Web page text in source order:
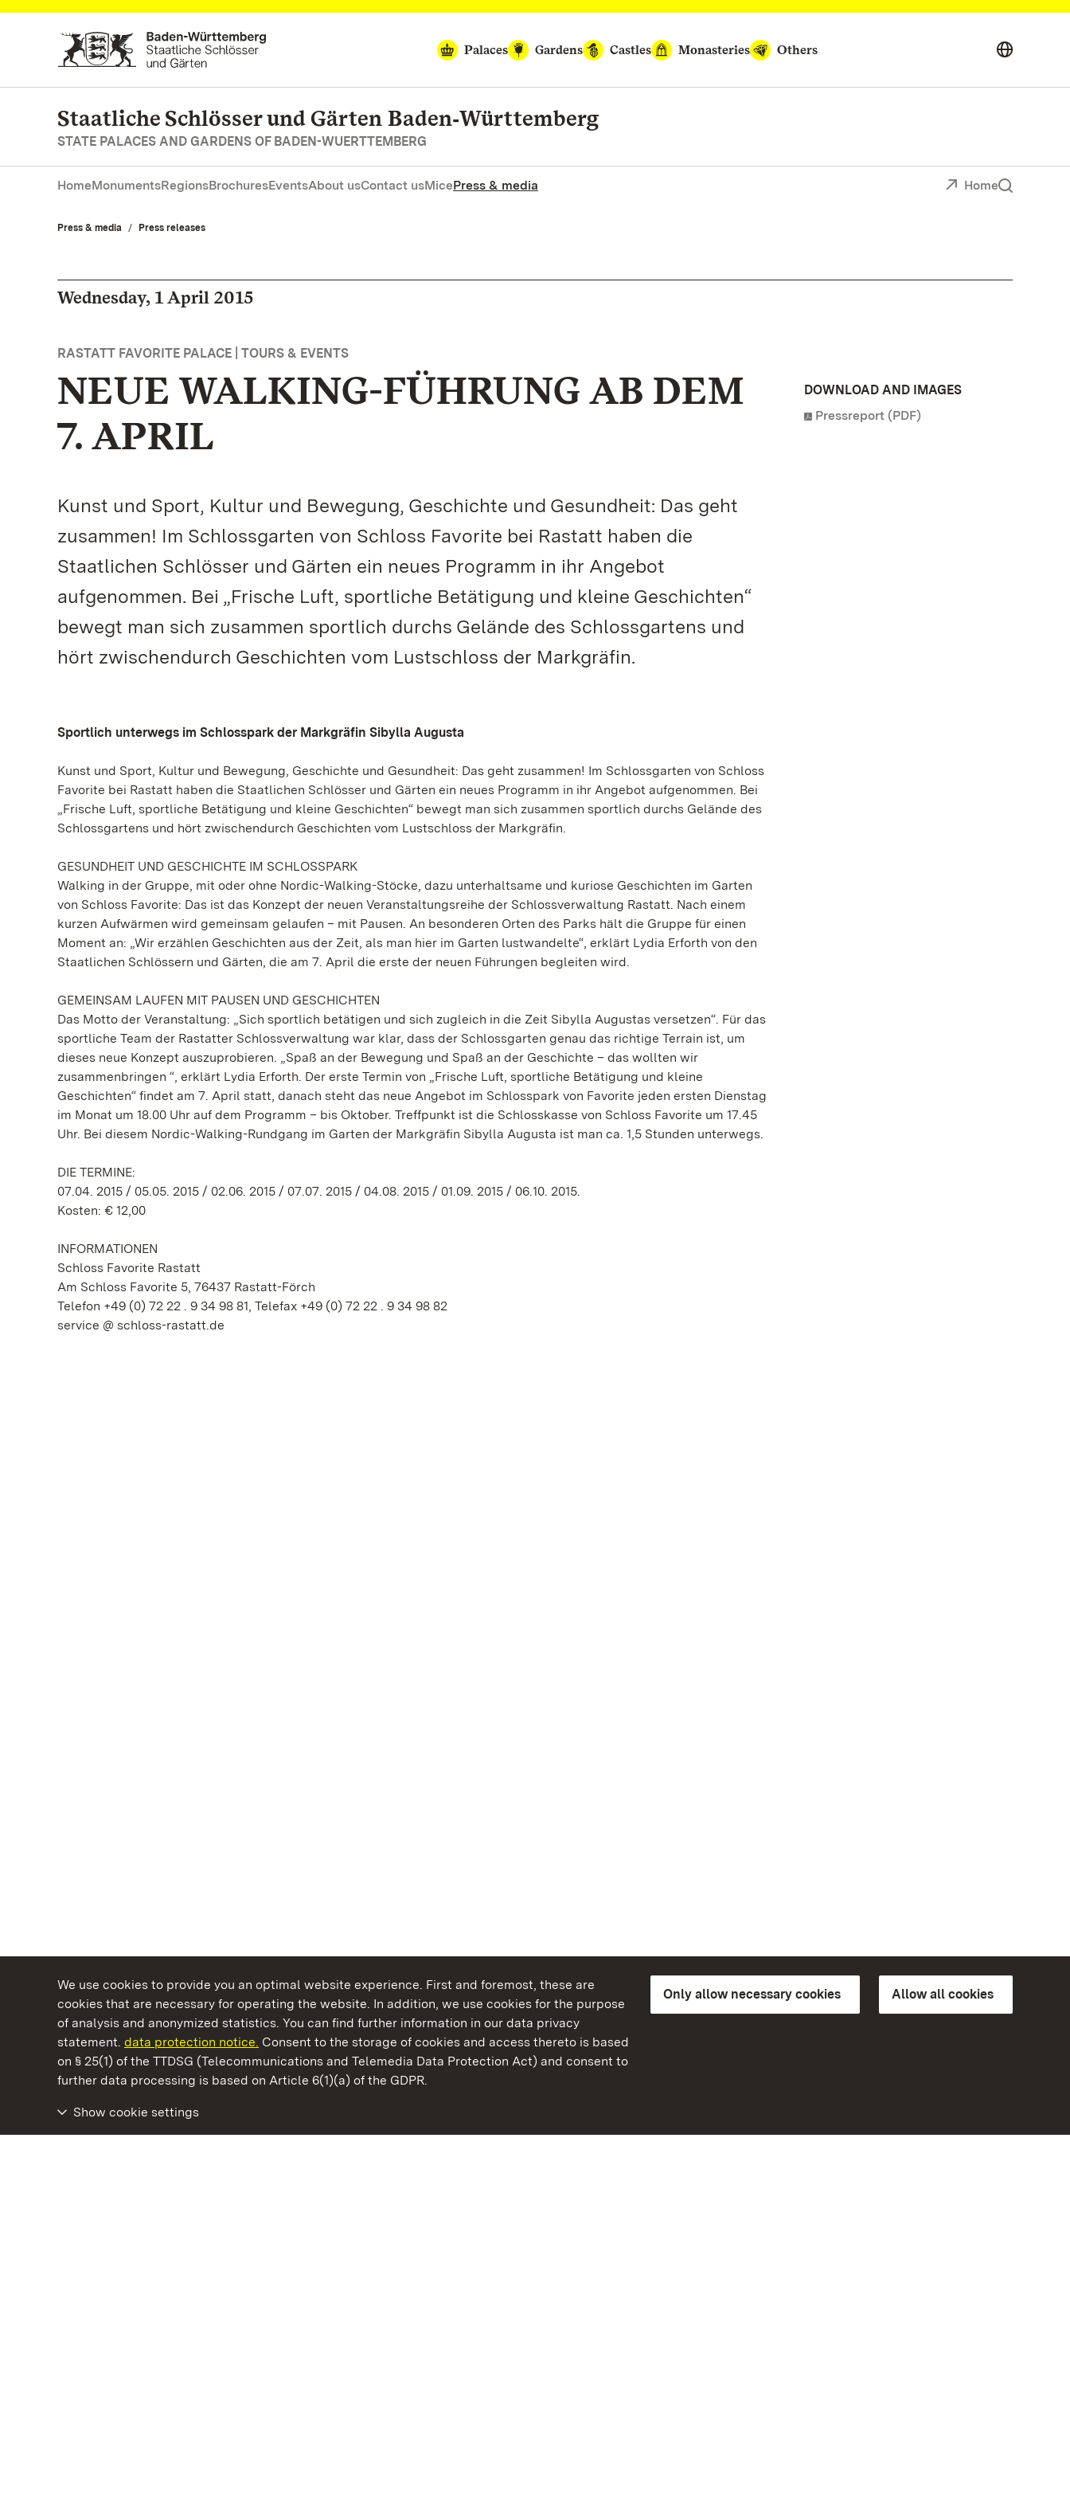
We use cookies to provide you an optimal website experience. First and foremost, these are
cookies that are necessary for operating the website. In addition, we use cookies for the purpose
of analysis and anonymized statistics. You can find further information in our data privacy
statement. data protection notice. Consent to the storage of cookies and access thereto is based
on § 25(1) of the TTDSG (Telecommunications and Telemedia Data Protection Act) and consent to
further data processing is based on Article 6(1)(a) of the GDPR.
Only allow necessary cookies Allow all cookies
Show cookie settings
Navigate to main page
Palaces
Gardens Castles Monasteries Others
Staatliche Schlösser und Gärten Baden‑Württemberg
STATE PALACES AND GARDENS OF BADEN-WUERTTEMBERG
HomeMonumentsRegionsBrochuresEventsAbout usContact usMicePress & media Home
Press & media Press releases
Wednesday, 1 April 2015
RASTATT FAVORITE PALACE | TOURS & EVENTS
NEUE WALKING-FÜHRUNG AB DEM
7. APRIL
Kunst und Sport, Kultur und Bewegung, Geschichte und Gesundheit: Das geht
zusammen! Im Schlossgarten von Schloss Favorite bei Rastatt haben die
Staatlichen Schlösser und Gärten ein neues Programm in ihr Angebot
aufgenommen. Bei „Frische Luft, sportliche Betätigung und kleine Geschichten“
bewegt man sich zusammen sportlich durchs Gelände des Schlossgartens und
hört zwischendurch Geschichten vom Lustschloss der Markgräfin.
Sportlich unterwegs im Schlosspark der Markgräfin Sibylla Augusta
Kunst und Sport, Kultur und Bewegung, Geschichte und Gesundheit: Das geht zusammen! Im Schlossgarten von Schloss
Favorite bei Rastatt haben die Staatlichen Schlösser und Gärten ein neues Programm in ihr Angebot aufgenommen. Bei
„Frische Luft, sportliche Betätigung und kleine Geschichten“ bewegt man sich zusammen sportlich durchs Gelände des
Schlossgartens und hört zwischendurch Geschichten vom Lustschloss der Markgräfin.
GESUNDHEIT UND GESCHICHTE IM SCHLOSSPARK
Walking in der Gruppe, mit oder ohne Nordic-Walking-Stöcke, dazu unterhaltsame und kuriose Geschichten im Garten
von Schloss Favorite: Das ist das Konzept der neuen Veranstaltungsreihe der Schlossverwaltung Rastatt. Nach einem
kurzen Aufwärmen wird gemeinsam gelaufen – mit Pausen. An besonderen Orten des Parks hält die Gruppe für einen
Moment an: „Wir erzählen Geschichten aus der Zeit, als man hier im Garten lustwandelte“, erklärt Lydia Erforth von den
Staatlichen Schlössern und Gärten, die am 7. April die erste der neuen Führungen begleiten wird.
GEMEINSAM LAUFEN MIT PAUSEN UND GESCHICHTEN
Das Motto der Veranstaltung: „Sich sportlich betätigen und sich zugleich in die Zeit Sibylla Augustas versetzen“. Für das
sportliche Team der Rastatter Schlossverwaltung war klar, dass der Schlossgarten genau das richtige Terrain ist, um
dieses neue Konzept auszuprobieren. „Spaß an der Bewegung und Spaß an der Geschichte – das wollten wir
zusammenbringen “, erklärt Lydia Erforth. Der erste Termin von „Frische Luft, sportliche Betätigung und kleine
Geschichten“ findet am 7. April statt, danach steht das neue Angebot im Schlosspark von Favorite jeden ersten Dienstag
im Monat um 18.00 Uhr auf dem Programm – bis Oktober. Treffpunkt ist die Schlosskasse von Schloss Favorite um 17.45
Uhr. Bei diesem Nordic-Walking-Rundgang im Garten der Markgräfin Sibylla Augusta ist man ca. 1,5 Stunden unterwegs.
DIE TERMINE:
07.04. 2015 / 05.05. 2015 / 02.06. 2015 / 07.07. 2015 / 04.08. 2015 / 01.09. 2015 / 06.10. 2015.
Kosten: € 12,00
INFORMATIONEN
Schloss Favorite Rastatt
Am Schloss Favorite 5, 76437 Rastatt-Förch
Telefon +49 (0) 72 22 . 9 34 98 81, Telefax +49 (0) 72 22 . 9 34 98 82
service @ schloss-rastatt.de
DOWNLOAD AND IMAGES
Pressreport (PDF)
State Palaces and Gardens of Baden-Wuerttemberg
Baden-Wuerttemberg